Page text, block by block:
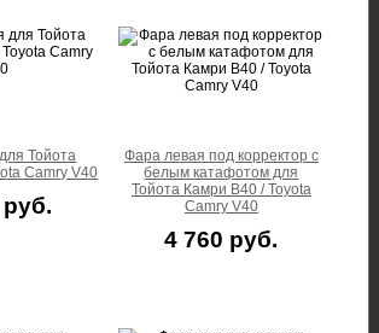
Тойота
Camry V40
Фара левая под корректор с
белым катафотом для
Тойота Камри В40 / Toyota
Camry V40
4 760 руб.